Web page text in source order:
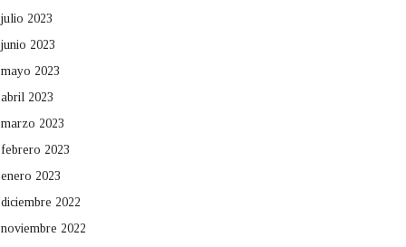
julio 2023
junio 2023
mayo 2023
abril 2023
marzo 2023
febrero 2023
enero 2023
diciembre 2022
noviembre 2022